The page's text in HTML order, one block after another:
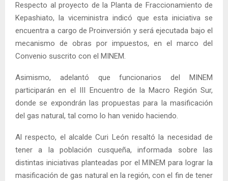
Respecto al proyecto de la Planta de Fraccionamiento de
Kepashiato, la viceministra indicó que esta iniciativa se
encuentra a cargo de Proinversión y será ejecutada bajo el
mecanismo de obras por impuestos, en el marco del
Convenio suscrito con el MINEM.
Asimismo, adelantó que funcionarios del MINEM
participarán en el III Encuentro de la Macro Región Sur,
donde se expondrán las propuestas para la masificación
del gas natural, tal como lo han venido haciendo.
Al respecto, el alcalde Curi León resaltó la necesidad de
tener a la población cusqueña, informada sobre las
distintas iniciativas planteadas por el MINEM para lograr la
masificación de gas natural en la región, con el fin de tener